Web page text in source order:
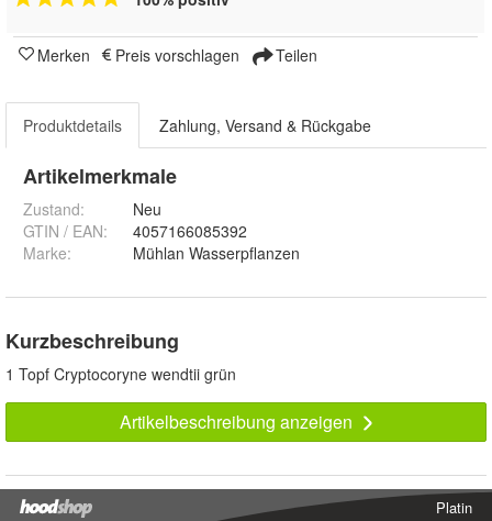
Merken Preis vorschlagen Teilen
Produktdetails Zahlung, Versand & Rückgabe
Artikelmerkmale
Zustand:
Neu
GTIN / EAN:
4057166085392
Marke:
Mühlan Wasserpflanzen
Kurzbeschreibung
1 Topf Cryptocoryne wendtii grün
Artikelbeschreibung anzeigen
Platin